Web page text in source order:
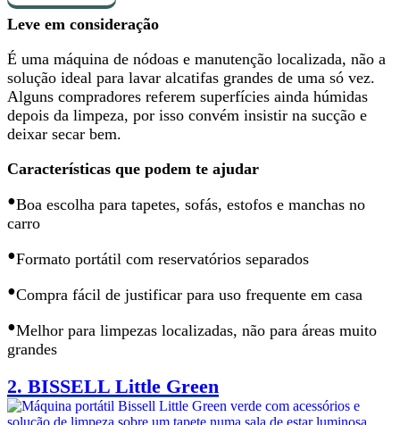
Leve em consideração
É uma máquina de nódoas e manutenção localizada, não a
solução ideal para lavar alcatifas grandes de uma só vez.
Alguns compradores referem superfícies ainda húmidas
depois da limpeza, por isso convém insistir na sucção e
deixar secar bem.
Características que podem te ajudar
•Boa escolha para tapetes, sofás, estofos e manchas no
carro
•Formato portátil com reservatórios separados
•Compra fácil de justificar para uso frequente em casa
•Melhor para limpezas localizadas, não para áreas muito
grandes
2. BISSELL Little Green